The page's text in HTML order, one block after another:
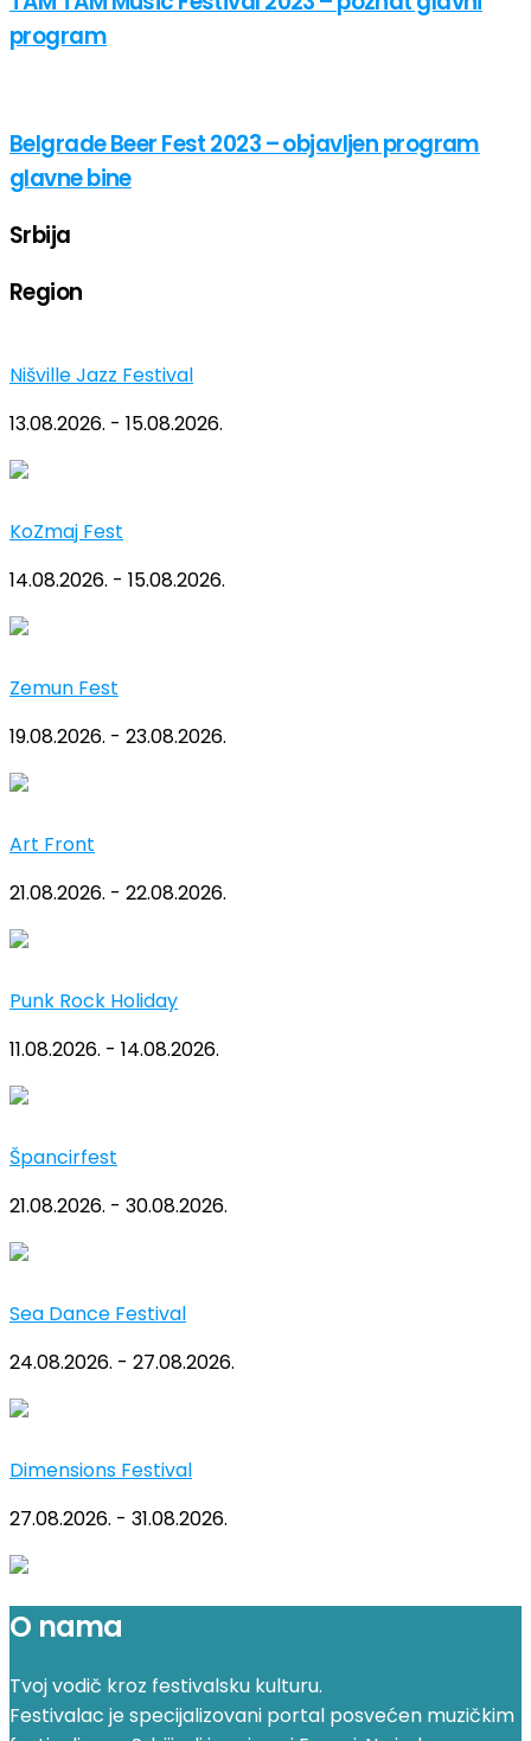
program
Belgrade Beer Fest 2023 – objavljen program
glavne bine
Srbija
Region
Nišville Jazz Festival
13.08.2026. - 15.08.2026.
KoZmaj Fest
14.08.2026. - 15.08.2026.
Zemun Fest
19.08.2026. - 23.08.2026.
Art Front
21.08.2026. - 22.08.2026.
Punk Rock Holiday
11.08.2026. - 14.08.2026.
Špancirfest
21.08.2026. - 30.08.2026.
Sea Dance Festival
24.08.2026. - 27.08.2026.
Dimensions Festival
27.08.2026. - 31.08.2026.
O nama
Tvoj vodič kroz festivalsku kulturu.
Festivalac je specijalizovani portal posvećen muzičkim